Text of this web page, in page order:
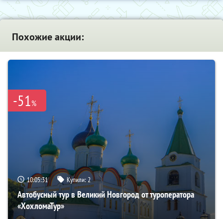
Похожие акции:
-51%
10:05:30 Купили:2
Автобусный тур в Великий Новгород от туроператора
«ХохломаТур»